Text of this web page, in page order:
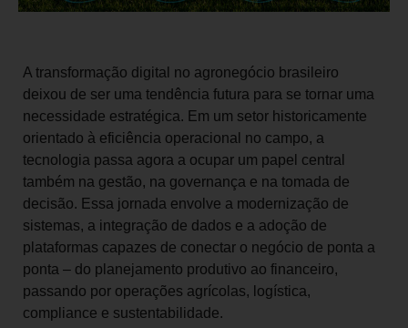
A transformação digital no agronegócio brasileiro
deixou de ser uma tendência futura para se tornar uma
necessidade estratégica. Em um setor historicamente
orientado à eficiência operacional no campo, a
tecnologia passa agora a ocupar um papel central
também na gestão, na governança e na tomada de
decisão. Essa jornada envolve a modernização de
sistemas, a integração de dados e a adoção de
plataformas capazes de conectar o negócio de ponta a
ponta – do planejamento produtivo ao financeiro,
passando por operações agrícolas, logística,
compliance e sustentabilidade.